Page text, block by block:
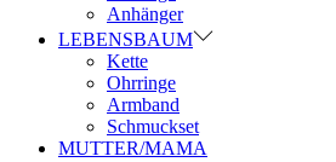
Anhänger
LEBENSBAUM
Kette
Ohrringe
Armband
Schmuckset
MUTTER/MAMA